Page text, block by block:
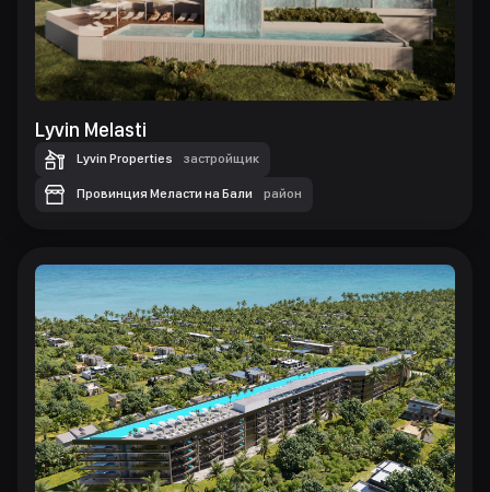
Lyvin Melasti
Lyvin Properties застройщик
Провинция Меласти на Бали район